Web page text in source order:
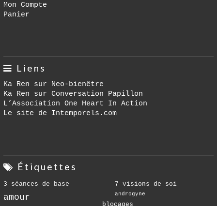
Mon Compte
Panier
Liens
Ka Ren sur Neo-bienêtre
Ka Ren sur Conversation Papillon
L’Association One Heart In Action
Le site de Intemporels.com
Étiquettes
3 séances de base 7 visions de soi
amour androgyne
blocages